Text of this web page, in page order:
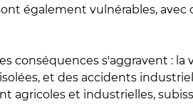
également vulnérables, avec
conséquences s'aggravent :
et des accidents
agricoles et industrielles,